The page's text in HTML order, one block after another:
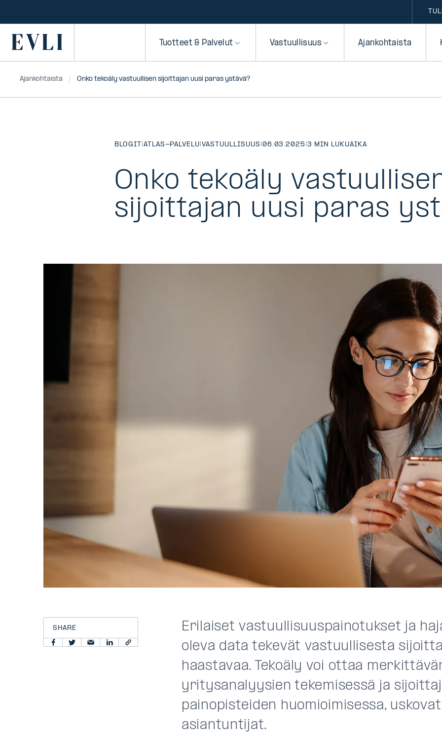
Primary Tuotteet & Palvelut Vastuullisuus Ajankohtaista
Ajankohtaista Onko tekoäly vastuullisen sijoittajan uusi paras ystävä?
BLOGIT |ATLAS-PALVELU|VASTUULLISUUS |06.03.2025 |3 MIN LUKUAIKA
Onko tekoäly
sijoittajan uusi paras
SHARE
Erilaiset vastuullisuuspainotukset ja
oleva data tekevät vastuullisesta
haastavaa. Tekoäly voi ottaa
yritysanalyysien tekemisessä ja
painopisteiden huomioimisessa,
asiantuntijat.